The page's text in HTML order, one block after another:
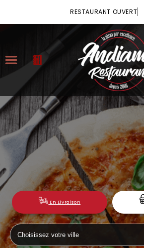
RESTAURANT OUVERT
ACCUEIL
LA CARTE
VOTRE COMPTE
NOTRE RESTAURANT
VOS AVIS
MENTIONS LÉGALES
C.G.V
En Livraison